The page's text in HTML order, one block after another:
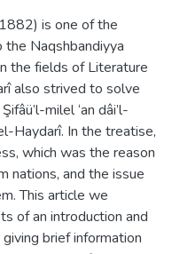
is one of the
Naqshbandiyya
the fields of Literature
also strived to solve
milel ‘an dâi’l-
Haydarî. In the treatise,
which was the reason
nations, and the issue
This article we
of an introduction and
brief information